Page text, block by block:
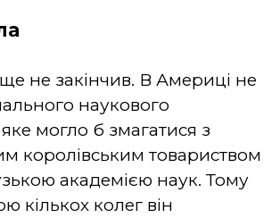
не закінчив. В Америці не
наукового
могло б змагатися з
королівським товариством
академією наук. Тому
кількох колег він